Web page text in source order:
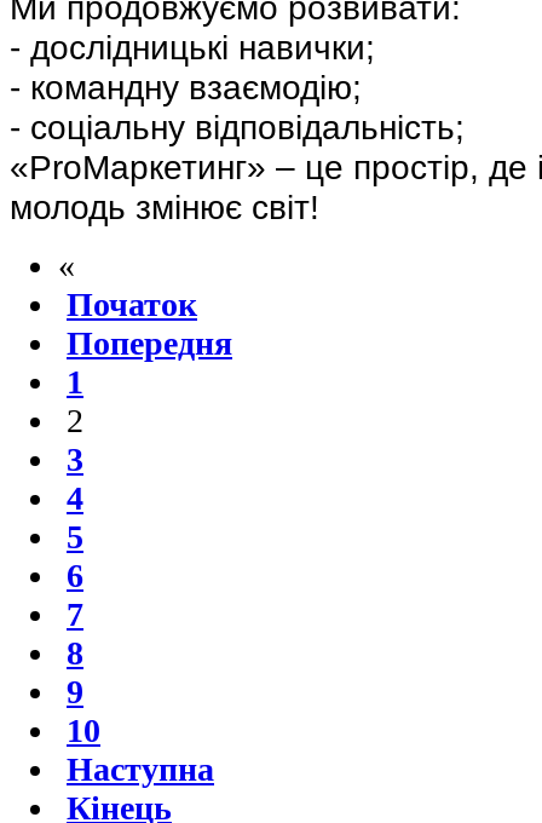
- дослідницькі навички;
- командну взаємодію;
- соціальну відповідальність;
«ProМаркетинг» – це простір, де
молодь змінює світ!
«
Початок
Попередня
1
2
3
4
5
6
7
8
9
10
Наступна
Кінець